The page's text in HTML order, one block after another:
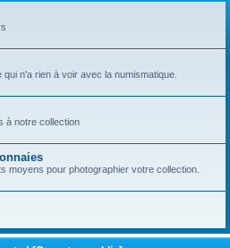
n'a rien à voir avec la numismatique.
à notre collection
moyens pour photographier votre collection.